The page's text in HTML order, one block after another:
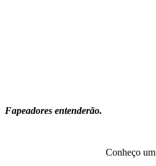
Fapeadores entenderão.
Conheço um